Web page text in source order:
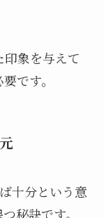
象を与えて
です。
十分という意
秘訣です。